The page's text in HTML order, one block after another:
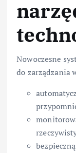
Nowoczesne
do zarządzania